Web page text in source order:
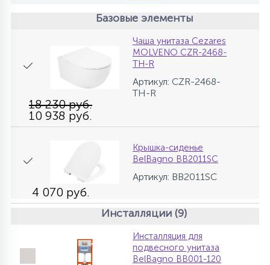
Базовые элементы
Чаша унитаза Cezares
MOLVENO CZR-2468-
TH-R
Артикул: CZR-2468-
TH-R
18 230 руб.
10 938 руб.
Крышка-сиденье
BelBagno BB2011SC
Артикул: BB2011SC
4 070 руб.
Инсталляции (9)
Инсталляция для
подвесного унитаза
BelBagno BB001-120